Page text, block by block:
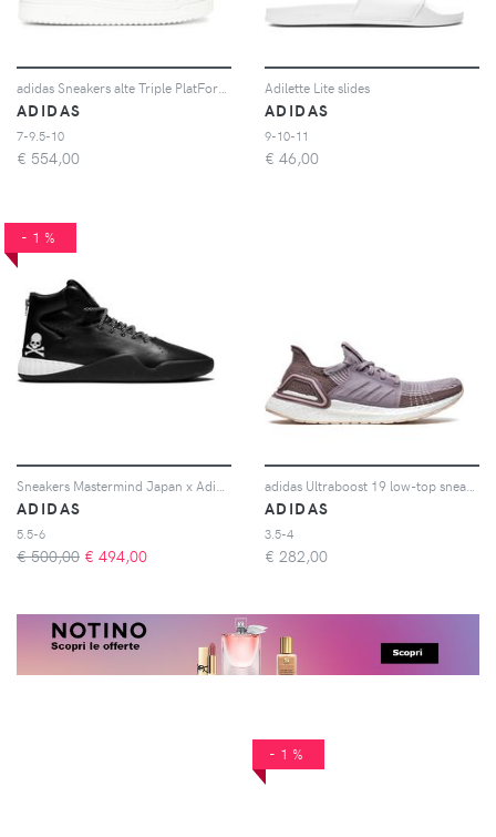
ADIDAS
7-9.5-10
€ 554,00
Adilette Lite slides
ADIDAS
9-10-11
€ 46,00
-1%
ADIDAS
5.5-6
€ 500,00 € 494,00
ADIDAS
3.5-4
€ 282,00
-1%